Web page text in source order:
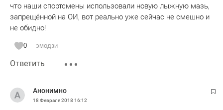
что наши спортсмены использовали новую лыжную мазь,
запрещённой на ОИ, вот реально уже сейчас не смешно и
не обидно!
0 эмодзи
Ответить
Анонимно
18 Февраля 2018 16:12